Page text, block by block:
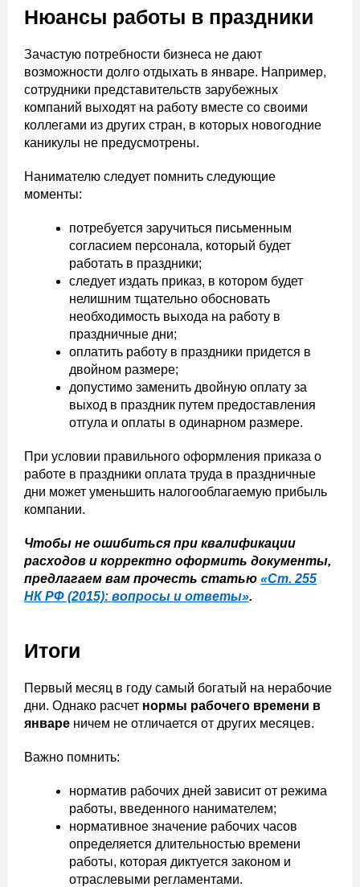
Нюансы работы в праздники
Зачастую потребности бизнеса не дают
возможности долго отдыхать в январе. Например,
сотрудники представительств зарубежных
компаний выходят на работу вместе со своими
коллегами из других стран, в которых новогодние
каникулы не предусмотрены.
Нанимателю следует помнить следующие
моменты:
потребуется заручиться письменным
согласием персонала, который будет
работать в праздники;
следует издать приказ, в котором будет
нелишним тщательно обосновать
необходимость выхода на работу в
праздничные дни;
оплатить работу в праздники придется в
двойном размере;
допустимо заменить двойную оплату за
выход в праздник путем предоставления
отгула и оплаты в одинарном размере.
При условии правильного оформления приказа о
работе в праздники оплата труда в праздничные
дни может уменьшить налогооблагаемую прибыль
компании.
Чтобы не ошибиться при квалификации
расходов и корректно оформить документы,
предлагаем вам прочесть статью «Ст. 255
НК РФ (2015): вопросы и ответы».
Итоги
Первый месяц в году самый богатый на нерабочие
дни. Однако расчет нормы рабочего времени в
январе ничем не отличается от других месяцев.
Важно помнить:
норматив рабочих дней зависит от режима
работы, введенного нанимателем;
нормативное значение рабочих часов
определяется длительностью времени
работы, которая диктуется законом и
отраслевыми регламентами.